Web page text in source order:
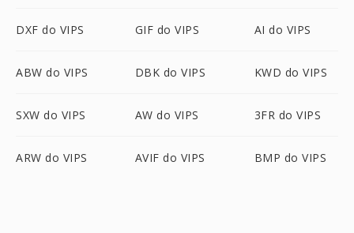
DXF do VIPS GIF do VIPS AI do VIPS
ABW do VIPS DBK do VIPS KWD do VIPS
SXW do VIPS AW do VIPS 3FR do VIPS
ARW do VIPS AVIF do VIPS BMP do VIPS